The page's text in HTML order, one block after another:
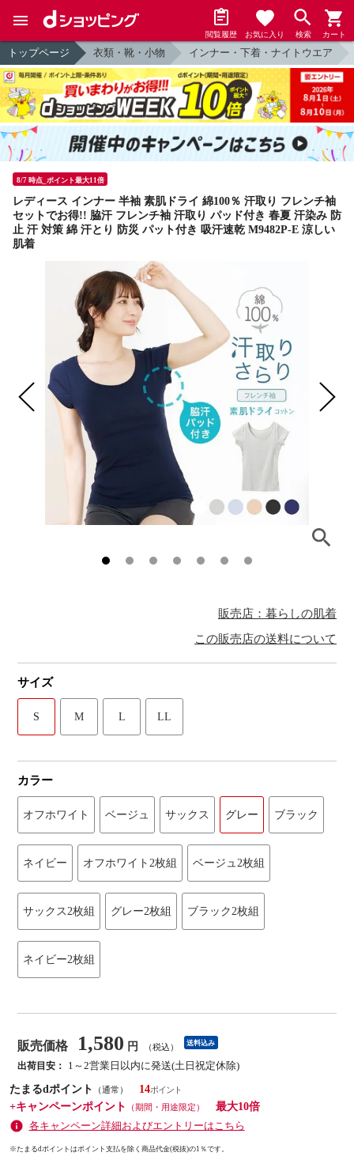
閲覧履歴 お気に入り 検索 カート
トップページ 衣類・靴・小物 インナー・下着・ナイトウエア
8/7 時点_ポイント最大11倍
レディース インナー 半袖 素肌ドライ 綿100％ 汗取り フレンチ袖
セットでお得!! 脇汗 フレンチ袖 汗取り パッド付き 春夏 汗染み 防
止 汗 対策 綿 汗とり 防災 パット付き 吸汗速乾 M9482P-E 涼しい
肌着
販売店：暮らしの肌着
この販売店の送料について
サイズ
S M L LL
カラー
オフホワイト ベージュ サックス グレー ブラック
ネイビー オフホワイト2枚組 ベージュ2枚組
サックス2枚組 グレー2枚組 ブラック2枚組
ネイビー2枚組
販売価格 1,580 円 （税込） 送料込み
出荷目安：
1～2営業日以内に発送(土日祝定休除)
たまるdポイント
（通常）
14
+キャンペーンポイント
（期間・用途限定）
最大10倍
各キャンペーン詳細およびエントリーはこちら
※たまるdポイントはポイント支払を除く商品代金(税抜)の1％です。